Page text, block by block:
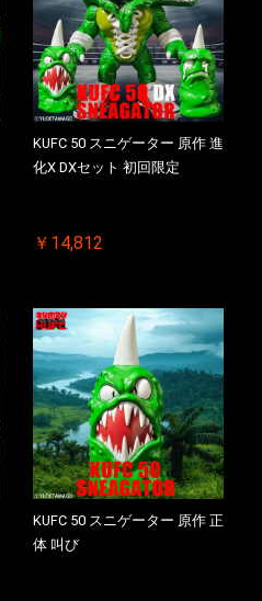
KUFC 50 スニゲーター 原作 進
化X DXセット 初回限定
￥14,812
KUFC 50 スニゲーター 原作 正
体 叫び